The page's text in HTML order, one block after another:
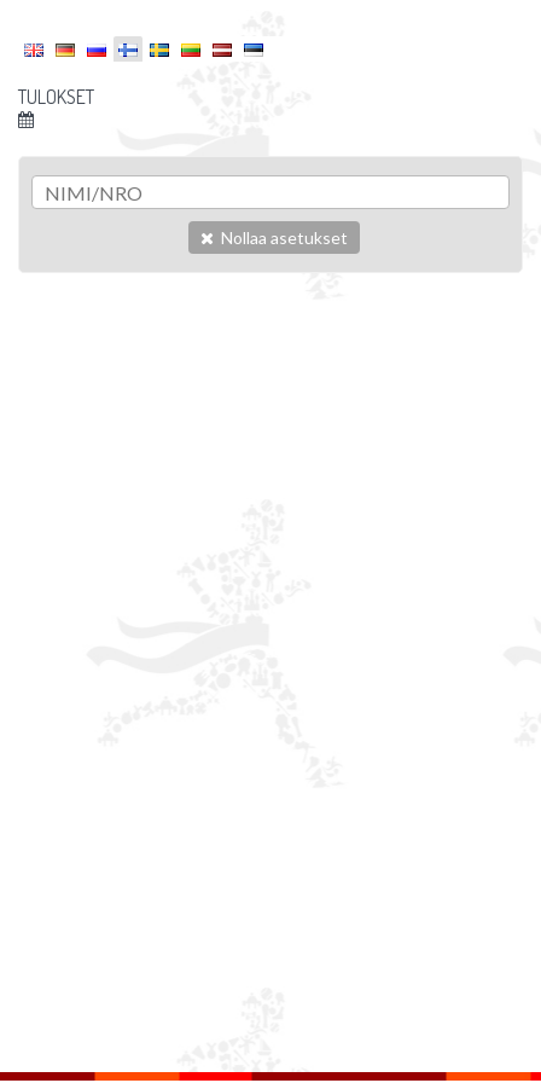
TULOKSET
Nollaa asetukset